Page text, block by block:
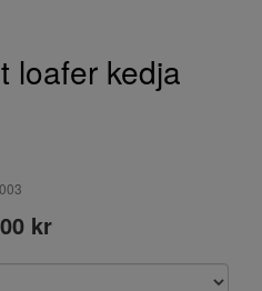
loafer kedja
kr